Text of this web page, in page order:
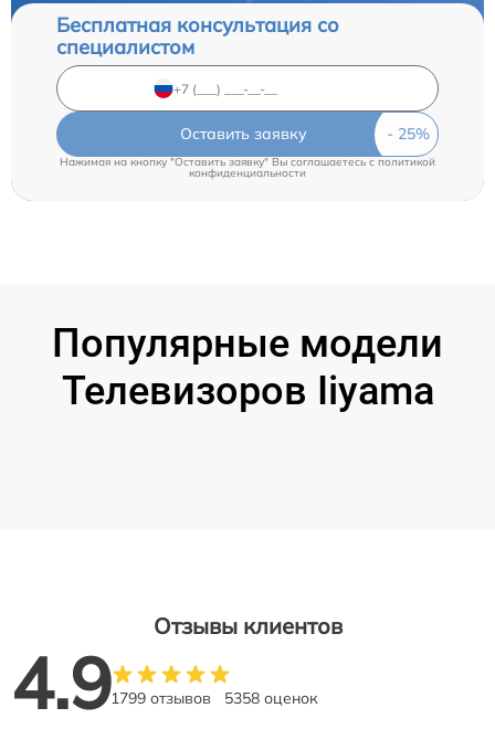
Бесплатная консультация со
специалистом
Оставить заявку
Нажимая на кнопку "Оставить заявку" Вы соглашаетесь c политикой
конфиденциальности
Популярные модели
Телевизоров Iiyama
Отзывы клиентов
4.91799 отзывов 5358 оценок